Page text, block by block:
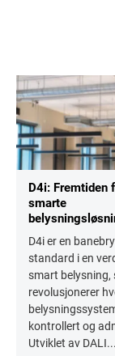
D4i: Fremtiden
smarte
D4i er en
standard i en
smart belysning,
revolusjonerer
kontrollert og
Utviklet av DALI...